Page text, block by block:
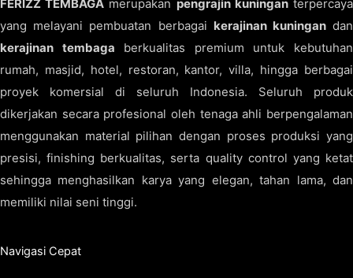
FERIZZ TEMBAGA merupakan pengrajin kuninganterpercaya
yang melayani pembuatan berbagai kerajinan kuningandan
kerajinan tembaga berkualitas premium untuk kebutuhan
rumah, masjid, hotel, restoran, kantor, villa, hingga berbagai
proyek komersial di seluruh Indonesia. Seluruh produk
dikerjakan secara profesional oleh tenaga ahli berpengalaman
menggunakan material pilihan dengan proses produksi yang
presisi, finishing berkualitas, serta quality control yang ketat
sehingga menghasilkan karya yang elegan, tahan lama, dan
memiliki nilai seni tinggi.
Navigasi Cepat